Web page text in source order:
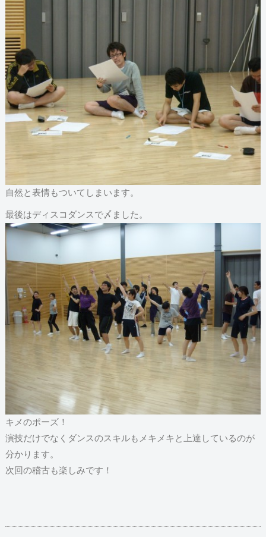
自然と表情もついてしまいます。
最後はディスコダンスで〆ました。
キメのポーズ！
演技だけでなくダンスのスキルもメキメキと上達しているのが
分かります。
次回の稽古も楽しみです！